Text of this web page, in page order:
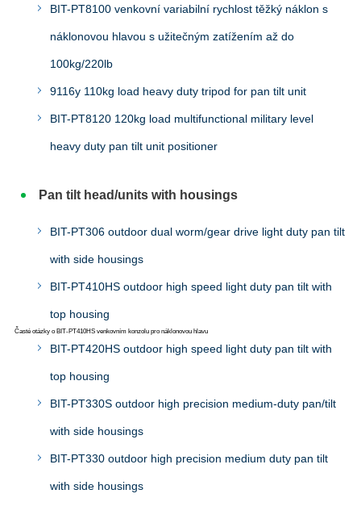
BIT-PT8100 venkovní variabilní rychlost těžký náklon s
náklonovou hlavou s užitečným zatížením až do
100kg/220lb
9116y 110kg load heavy duty tripod for pan tilt unit
BIT-PT8120 120kg load multifunctional military level
heavy duty pan tilt unit positioner
Pan tilt head/units with housings
BIT-PT306 outdoor dual worm/gear drive light duty pan tilt
with side housings
BIT-PT410HS outdoor high speed light duty pan tilt with
top housing
Časté otázky o BIT-PT410HS venkovním konzolu pro náklonovou hlavu
BIT-PT420HS outdoor high speed light duty pan tilt with
top housing
BIT-PT330S outdoor high precision medium-duty pan/tilt
with side housings
BIT-PT330 outdoor high precision medium duty pan tilt
with side housings